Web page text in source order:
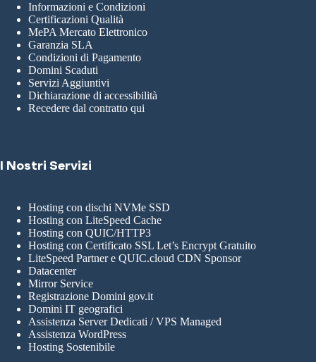
Informazioni e Condizioni
Certificazioni Qualità
MePA Mercato Elettronico
Garanzia SLA
Condizioni di Pagamento
Domini Scaduti
Servizi Aggiuntivi
Dichiarazione di accessibilità
Recedere dal contratto qui
I Nostri Servizi
Hosting con dischi NVMe SSD
Hosting con LiteSpeed Cache
Hosting con QUIC/HTTP3
Hosting con Certificato SSL Let’s Encrypt Gratuito
LiteSpeed Partner e QUIC.cloud CDN Sponsor
Datacenter
Mirror Service
Registrazione Domini gov.it
Domini IT geografici
Assistenza Server Dedicati / VPS Managed
Assistenza WordPress
Hosting Sostenibile